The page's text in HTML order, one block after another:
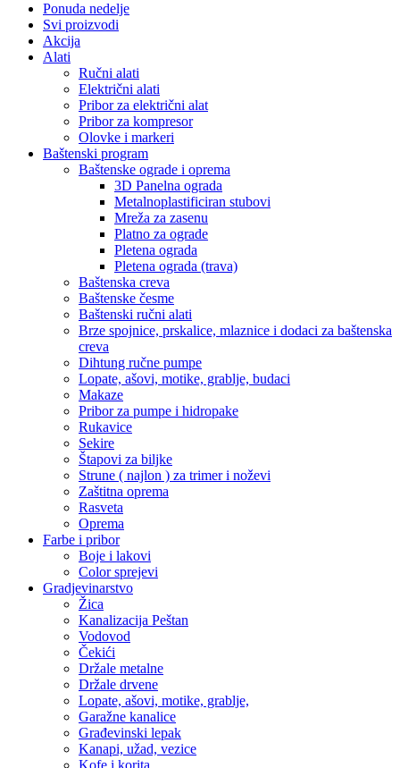
Ponuda nedelje
Svi proizvodi
Akcija
Alati
Ručni alati
Električni alati
Pribor za električni alat
Pribor za kompresor
Olovke i markeri
Baštenski program
Baštenske ograde i oprema
3D Panelna ograda
Metalnoplastificiran stubovi
Mreža za zasenu
Platno za ograde
Pletena ograda
Pletena ograda (trava)
Baštenska creva
Baštenske česme
Baštenski ručni alati
Brze spojnice, prskalice, mlaznice i dodaci za baštenska
creva
Dihtung ručne pumpe
Lopate, ašovi, motike, grablje, budaci
Makaze
Pribor za pumpe i hidropake
Rukavice
Sekire
Štapovi za biljke
Strune ( najlon ) za trimer i noževi
Zaštitna oprema
Rasveta
Oprema
Farbe i pribor
Boje i lakovi
Color sprejevi
Gradjevinarstvo
Žica
Kanalizacija Peštan
Vodovod
Čekići
Držale metalne
Držale drvene
Lopate, ašovi, motike, grablje,
Garažne kanalice
Građevinski lepak
Kanapi, užad, vezice
Kofe i korita